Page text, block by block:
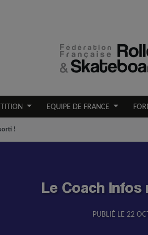
EQUIPE DE FRANCE
!
Le Coach
PUBLIÉ LE 22